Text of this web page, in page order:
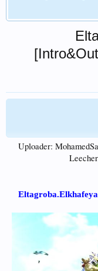
Uploader: